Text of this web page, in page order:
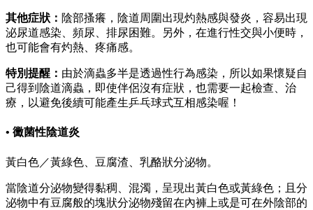
其他症狀： 陰部搔癢，陰道周圍出現灼熱感與發炎，容易出現
泌尿道感染、頻尿、排尿困難。另外，在進行性交與小便時，
也可能會有灼熱、疼痛感。
特別提醒： 由於滴蟲多半是透過性行為感染，所以如果懷疑自
己得到陰道滴蟲，即使伴侶沒有症狀，也需要一起檢查、治
療，以避免後續可能產生乒乓球式互相感染喔！
• 黴菌性陰道炎
黃白色／黃綠色、豆腐渣、乳酪狀分泌物。
當陰道分泌物變得黏稠、混濁，呈現出黃白色或黃綠色；且分
泌物中有豆腐般的塊狀分泌物殘留在內褲上或是可在外陰部的